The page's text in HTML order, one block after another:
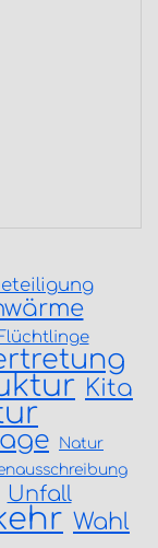
Kita
Natur
Unfall
Wahl